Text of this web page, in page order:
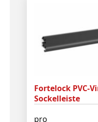
Fortelock PVC-
Sockelleiste
pro